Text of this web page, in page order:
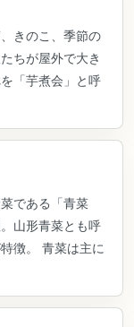
きのこ、季節の
ちが屋外で大き
「芋煮会」と呼
である「青菜
山形青菜とも呼
徴。 青菜は主に